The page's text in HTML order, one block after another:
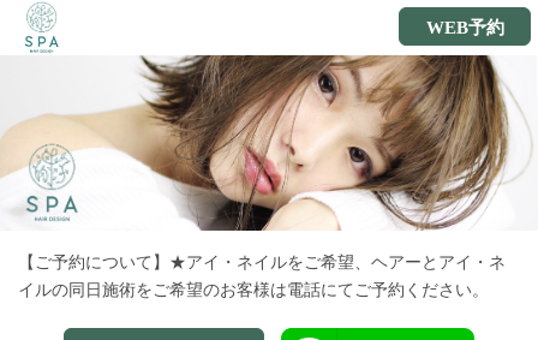
WEB予約
【ご予約について】★アイ・ネイルをご希望、ヘアーとアイ・ネ
イルの同日施術をご希望のお客様は電話にてご予約ください。